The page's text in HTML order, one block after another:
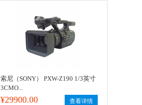
索尼（SONY） PXW-Z190 1/3英寸
3CMO...
¥29900.00 查看详情